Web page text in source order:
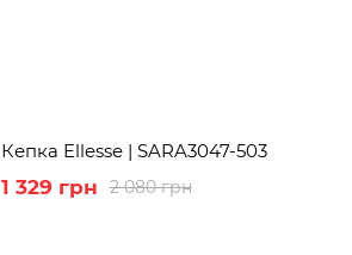
Кепка Ellesse | SARA3047-503
2 080 грн
1 329 грн